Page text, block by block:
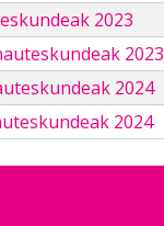
2023
2023
2024
2024